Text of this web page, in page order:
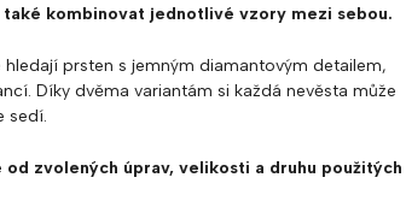
kombinovat jednotlivé vzory mezi sebou.
prsten s jemným diamantovým detailem,
Díky dvěma variantám si každá nevěsta může
sedí.
zvolených úprav, velikosti a druhu použitých